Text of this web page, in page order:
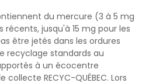
du mercure (3 à 5 mg
jusqu'à 15 mg pour les
être jetés dans les ordures
recyclage standards au
à un écocentre
RECYC-QUÉBEC. Lors